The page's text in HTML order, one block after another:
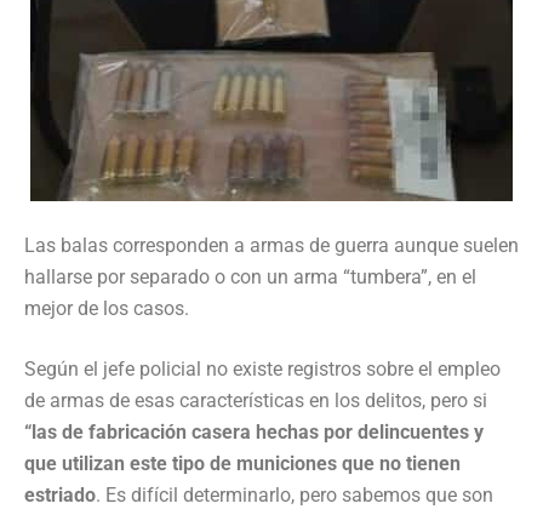
Las balas corresponden a armas de guerra aunque suelen
hallarse por separado o con un arma “tumbera”, en el
mejor de los casos.
Según el jefe policial no existe registros sobre el empleo
de armas de esas características en los delitos, pero si
“las de fabricación casera hechas por delincuentes y
que utilizan este tipo de municiones que no tienen
estriado. Es difícil determinarlo, pero sabemos que son